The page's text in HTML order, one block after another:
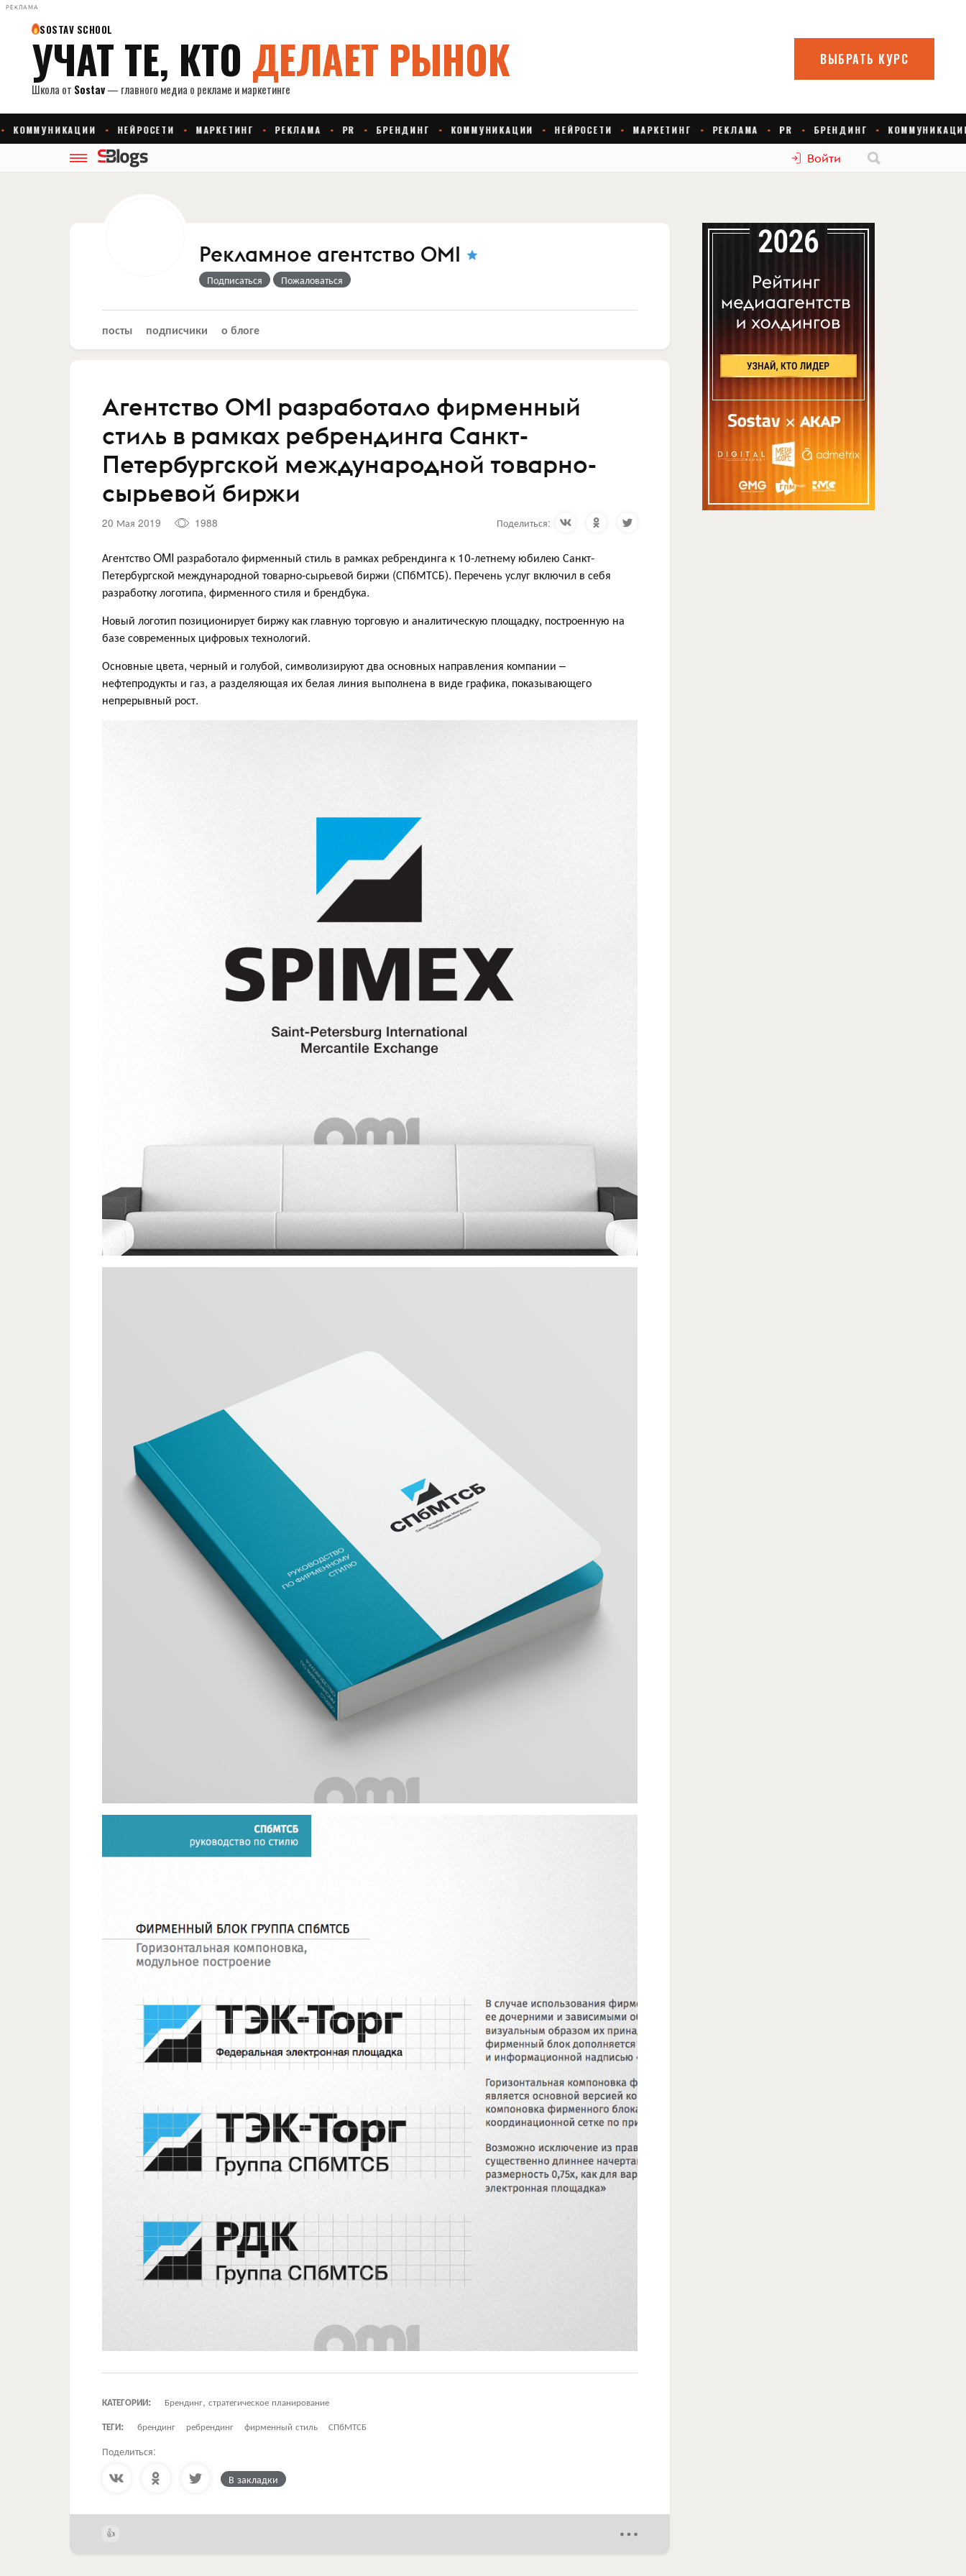
РЕКЛАМА
Войти
Рекламное агентство OMI
Подписаться Пожаловаться
посты подписчики о блоге
Агентство OMI разработало фирменный
стиль в рамках ребрендинга Санкт-
Петербургской международной товарно-
сырьевой биржи
20 Мая 2019 1988 Поделиться:
Агентство OMI разработало фирменный стиль в рамках ребрендинга к 10-летнему юбилею Санкт-
Петербургской международной товарно-сырьевой биржи (СПбМТСБ). Перечень услуг включил в себя
разработку логотипа, фирменного стиля и брендбука.
Новый логотип позиционирует биржу как главную торговую и аналитическую площадку, построенную на
базе современных цифровых технологий.
Основные цвета, черный и голубой, символизируют два основных направления компании –
нефтепродукты и газ, а разделяющая их белая линия выполнена в виде графика, показывающего
непрерывный рост.
КАТЕГОРИИ:
Брендинг, стратегическое планирование
ТЕГИ:
брендинг ребрендинг фирменный стиль СПбМТСБ
Поделиться:
В закладки